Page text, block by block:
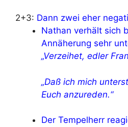
2+3: Dann zwei eher
Nathan verhält sich
Annäherung sehr
„Verzeihet, edler
„Daß ich mich
Euch anzureden.“
Der Tempelherr